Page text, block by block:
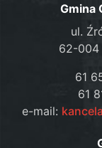
Gmina
ul.
62-004
61
61
e-mail: